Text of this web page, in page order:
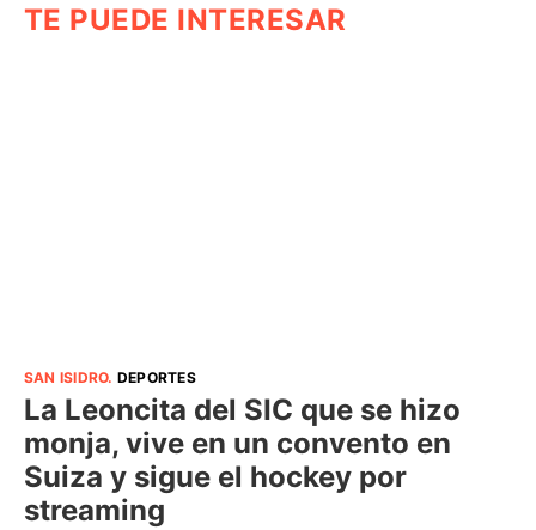
TE PUEDE INTERESAR
SAN ISIDRO. DEPORTES
La Leoncita del SIC que se hizo
monja, vive en un convento en
Suiza y sigue el hockey por
streaming